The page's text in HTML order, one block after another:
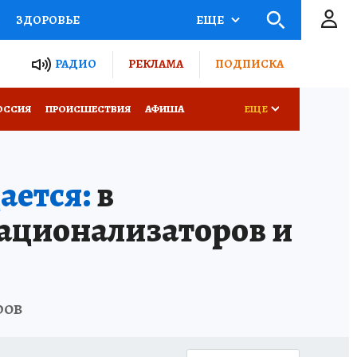
ЗДОРОВЬЕ
РОССИИ
ЕЩЕ
РАДИО РЕКЛАМА ПОДПИСКА
ПРОИСШЕСТВИЯ АФИША ЕЩЕ
в
и